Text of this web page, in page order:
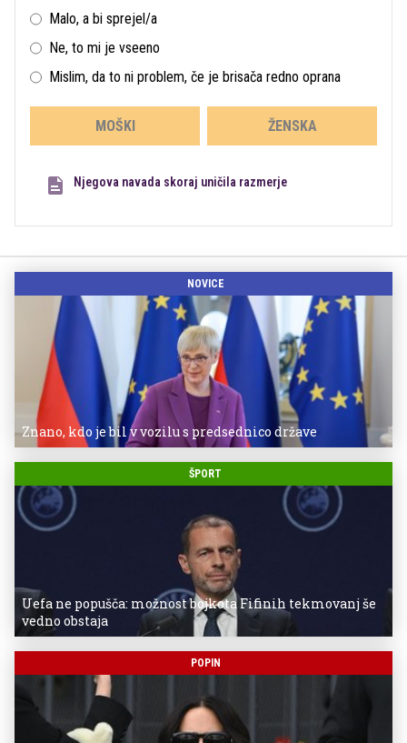
Malo, a bi sprejel/a
Ne, to mi je vseeno
Mislim, da to ni problem, če je brisača redno oprana
MOŠKI ŽENSKA
Njegova navada skoraj uničila razmerje
NOVICE
Znano, kdo je bil v vozilu s predsednico države
ŠPORT
Uefa ne popušča: možnost bojkota Fifinih tekmovanj še
vedno obstaja
POPIN